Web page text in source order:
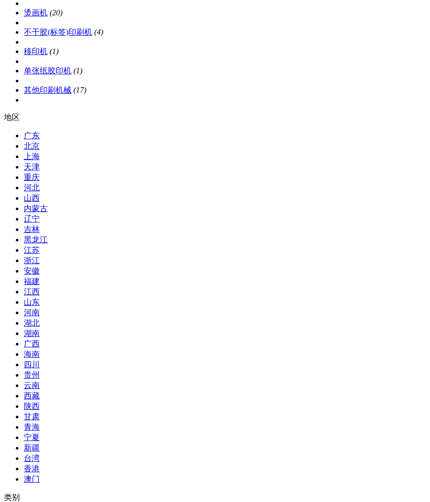
烫画机 (20)
不干胶(标签)印刷机 (4)
移印机 (1)
单张纸胶印机 (1)
其他印刷机械 (17)
地区
广东
北京
上海
天津
重庆
河北
山西
内蒙古
辽宁
吉林
黑龙江
江苏
浙江
安徽
福建
江西
山东
河南
湖北
湖南
广西
海南
四川
贵州
云南
西藏
陕西
甘肃
青海
宁夏
新疆
台湾
香港
澳门
类别